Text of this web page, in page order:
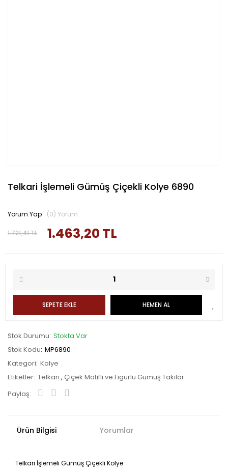
Telkari İşlemeli Gümüş Çiçekli Kolye 6890
1.721,41 TL 1.463,20 TL
Yorum Yap (0) Yorum
SEPETE EKLE HEMEN AL
Stok Durumu Stokta Var
Stok Kodu MP6890
Kategori Kolye
Etiketler Telkari , Çiçek Motifli ve Figürlü Gümüş Takılar
Paylaş:
Ürün Bilgisi Yorumlar
Telkari İşlemeli Gümüş Çiçekli Kolye